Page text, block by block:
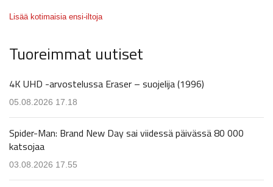
Lisää kotimaisia ensi-iltoja
Tuoreimmat uutiset
4K UHD -arvostelussa Eraser – suojelija (1996)
05.08.2026 17.18
Spider-Man: Brand New Day sai viidessä päivässä 80 000
katsojaa
03.08.2026 17.55